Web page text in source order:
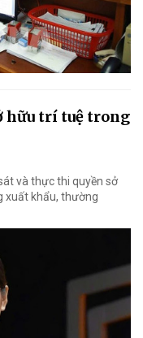
hữu trí tuệ trong
và thực thi quyền sở
xuất khẩu, thường